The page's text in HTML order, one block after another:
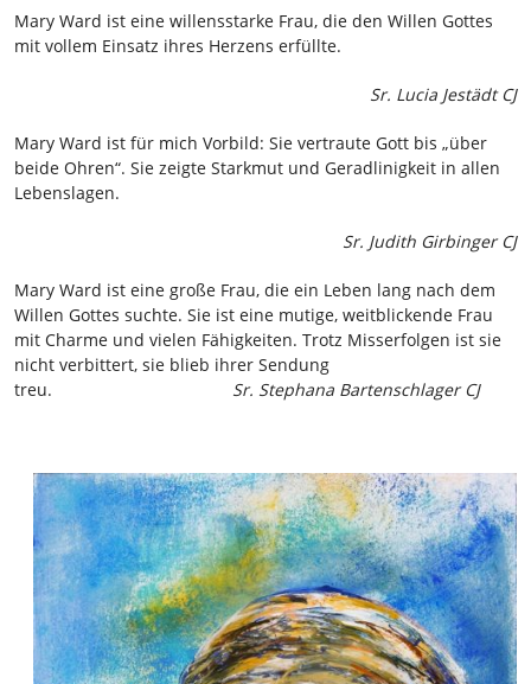
Mary Ward ist eine willensstarke Frau, die den Willen Gottes
mit vollem Einsatz ihres Herzens erfüllte.
Sr. Lucia Jestädt CJ
Mary Ward ist für mich Vorbild: Sie vertraute Gott bis „über
beide Ohren“. Sie zeigte Starkmut und Geradlinigkeit in allen
Lebenslagen.
Sr. Judith Girbinger CJ
Mary Ward ist eine große Frau, die ein Leben lang nach dem
Willen Gottes suchte. Sie ist eine mutige, weitblickende Frau
mit Charme und vielen Fähigkeiten. Trotz Misserfolgen ist sie
nicht verbittert, sie blieb ihrer Sendung
treu. Sr. Stephana Bartenschlager CJ